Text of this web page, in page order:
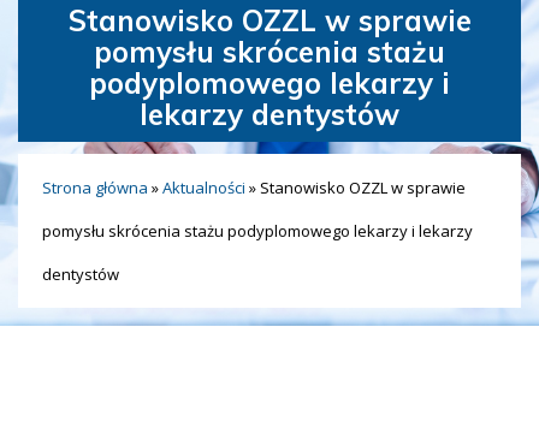
Stanowisko OZZL w sprawie
pomysłu skrócenia stażu
podyplomowego lekarzy i
lekarzy dentystów
Strona główna »Aktualności » Stanowisko OZZL w sprawie
pomysłu skrócenia stażu podyplomowego lekarzy i lekarzy
dentystów